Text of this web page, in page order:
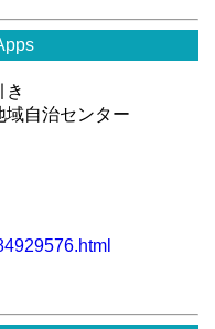
き
域自治センター